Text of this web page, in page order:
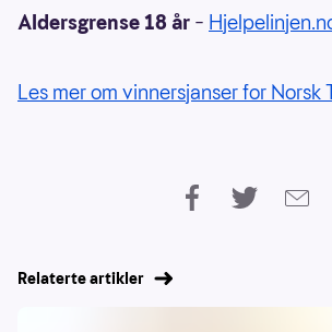
Aldersgrense 18 år –
Les mer om vinnersjanser for Norsk
Relaterte artikler